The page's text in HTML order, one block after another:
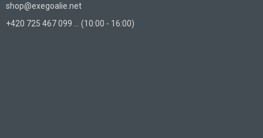
shop@exegoalie.net
+420 725 467 099 ... (10:00 - 16:00)